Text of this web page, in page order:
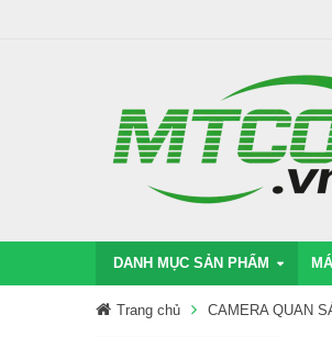
DANH MỤC SẢN PHẨM
Trang chủ CAMERA QUAN